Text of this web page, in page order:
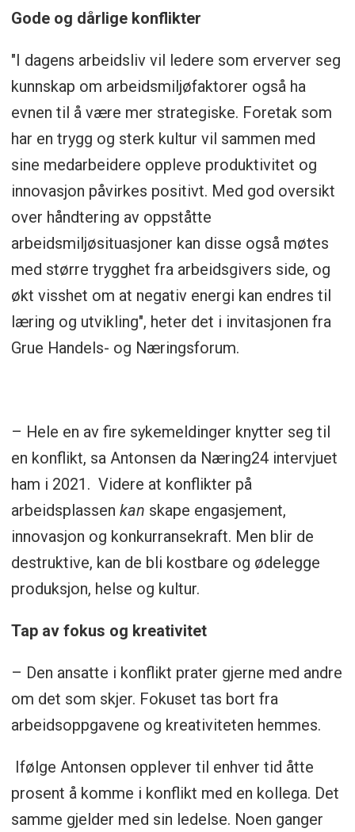
Gode og dårlige konflikter
"I dagens arbeidsliv vil ledere som erverver seg
kunnskap om arbeidsmiljøfaktorer også ha
evnen til å være mer strategiske. Foretak som
har en trygg og sterk kultur vil sammen med
sine medarbeidere oppleve produktivitet og
innovasjon påvirkes positivt. Med god oversikt
over håndtering av oppståtte
arbeidsmiljøsituasjoner kan disse også møtes
med større trygghet fra arbeidsgivers side, og
økt visshet om at negativ energi kan endres til
læring og utvikling", heter det i invitasjonen fra
Grue Handels- og Næringsforum.
– Hele en av fire sykemeldinger knytter seg til
en konflikt, sa Antonsen da Næring24 intervjuet
ham i 2021. Videre at konflikter på
arbeidsplassen kan skape engasjement,
innovasjon og konkurransekraft. Men blir de
destruktive, kan de bli kostbare og ødelegge
produksjon, helse og kultur.
Tap av fokus og kreativitet
– Den ansatte i konflikt prater gjerne med andre
om det som skjer. Fokuset tas bort fra
arbeidsoppgavene og kreativiteten hemmes.
Ifølge Antonsen opplever til enhver tid åtte
prosent å komme i konflikt med en kollega. Det
samme gjelder med sin ledelse. Noen ganger